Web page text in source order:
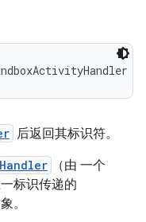
(
后返回其标识符。
（由 一个
一标识传递的
。